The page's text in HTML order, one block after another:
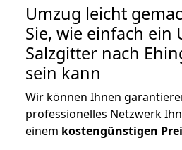
Umzug leicht
Sie, wie einfach ein
Salzgitter nach
sein kann
Wir können Ihnen
professionelles Netzwerk
einem kostengünstigen